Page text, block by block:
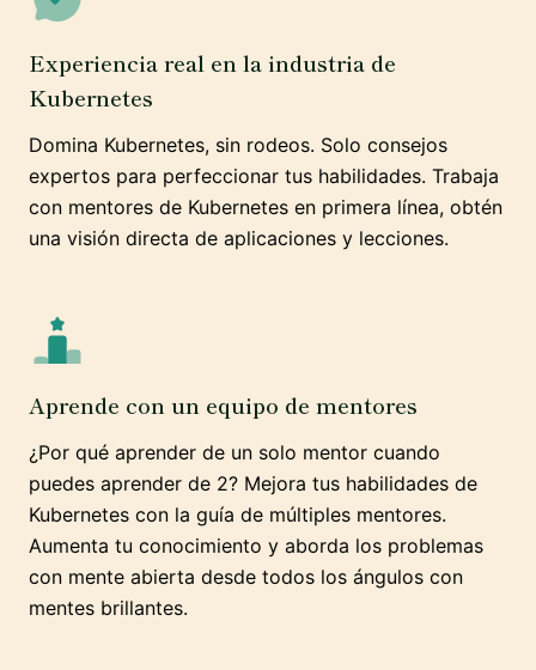
Experiencia real en la industria de
Kubernetes
Domina Kubernetes, sin rodeos. Solo consejos
expertos para perfeccionar tus habilidades. Trabaja
con mentores de Kubernetes en primera línea, obtén
una visión directa de aplicaciones y lecciones.
Aprende con un equipo de mentores
¿Por qué aprender de un solo mentor cuando
puedes aprender de 2? Mejora tus habilidades de
Kubernetes con la guía de múltiples mentores.
Aumenta tu conocimiento y aborda los problemas
con mente abierta desde todos los ángulos con
mentes brillantes.